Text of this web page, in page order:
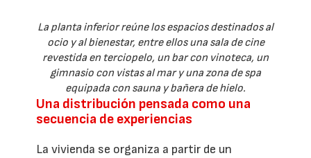
La planta inferior reúne los espacios destinados al
ocio y al bienestar, entre ellos una sala de cine
revestida en terciopelo, un bar con vinoteca, un
gimnasio con vistas al mar y una zona de spa
equipada con sauna y bañera de hielo.
Una distribución pensada como una
secuencia de experiencias
La vivienda se organiza a partir de un